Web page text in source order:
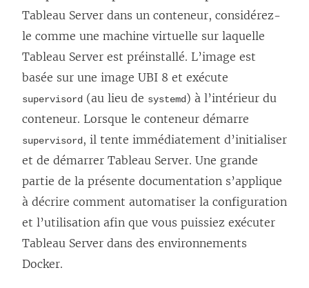
Tableau Server dans un conteneur, considérez-
le comme une machine virtuelle sur laquelle
Tableau Server est préinstallé. L’image est
basée sur une image UBI 8 et exécute
supervisord (au lieu de systemd) à l’intérieur du
conteneur. Lorsque le conteneur démarre
supervisord, il tente immédiatement d’initialiser
et de démarrer Tableau Server. Une grande
partie de la présente documentation s’applique
à décrire comment automatiser la configuration
et l’utilisation afin que vous puissiez exécuter
Tableau Server dans des environnements
Docker.